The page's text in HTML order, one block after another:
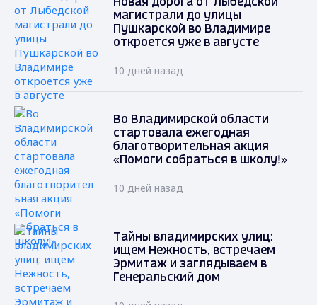
Новая дорога от Лыбедской
магистрали до улицы
Пушкарской во Владимире
откроется уже в августе
10 дней назад
Во Владимирской области
стартовала ежегодная
благотворительная акция
«Помоги собраться в школу!»
10 дней назад
Тайны владимирских улиц:
ищем Нежность, встречаем
Эрмитаж и заглядываем в
Генеральский дом